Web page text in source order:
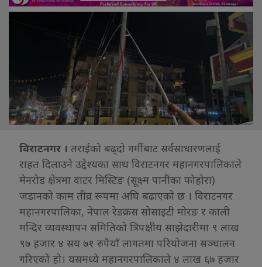
विराटनगर । तराईको बढ्दो गर्मीबाट सर्वसाधारणलाई
राहत दिलाउने उद्देश्यका साथ विराटनगर महानगरपालिकाले
मेनरोड क्षेत्रमा वाटर मिस्टिङ (सूक्ष्म पानीका फोहोरा)
जडानको काम तीव्र रूपमा अघि बढाएको छ । विराटनगर
महानगरपालिका, नेपाल रेडक्रस सोसाइटी मोरङ र काली
मन्दिर व्यवस्थापन समितिको त्रिपक्षीय साझेदारीमा ९ लाख
९७ हजार ४ सय ७१ रुपैयाँ लागतमा परियोजना सञ्चालन
गरिएको हो। यसमध्ये महानगरपालिकाले ४ लाख ६७ हजार